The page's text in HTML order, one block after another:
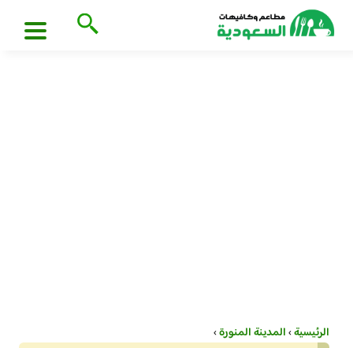
الرئيسية›المدينة المنورة›